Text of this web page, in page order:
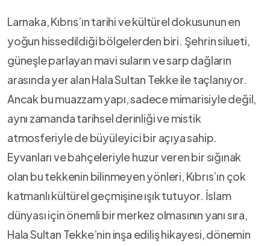
Larnaka, Kıbrıs’ın tarihi ve kültürel ⁤dokusunun en
yoğun‌ hissedildiği bölgelerden biri. Şehrin ⁤silueti,
güneşle parlayan mavi suların ve sarp​ dağların⁤
arasında​ yer alan Hala ⁤Sultan Tekke ‌ile taçlanıyor.
Ancak bu muazzam⁤ yapı, sadece mimarisiyle değil,
aynı ⁣zamanda tarihsel⁣ derinliği‍ ve mistik
atmosferiyle​ de⁣ büyüleyici bir açıya sahip.
Eyvanları ve ‍bahçeleriyle huzur‌ veren bir ‌sığınak
olan bu tekkenin bilinmeyen yönleri, Kıbrıs’ın çok
katmanlı kültürel geçmişine ışık tutuyor. İslam
dünyası için önemli bir merkez olmasının yanı sıra,
Hala Sultan Tekke’nin inşa​ ediliş hikayesi, dönemin